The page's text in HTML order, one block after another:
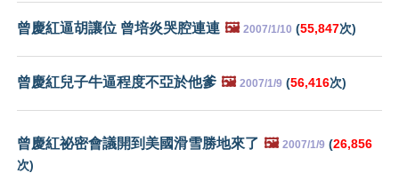
曾慶紅逼胡讓位 曾培炎哭腔連連 🖼️ 2007/1/10 (55,847次)
曾慶紅兒子牛逼程度不亞於他爹 🖼️ 2007/1/9 (56,416次)
曾慶紅祕密會議開到美國滑雪勝地來了 🖼️ 2007/1/9 (26,856
次)